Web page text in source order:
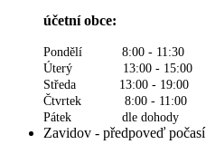
účetní obce:
Pondělí 8:00 - 11:30
Úterý 13:00 - 15:00
Středa 13:00 - 19:00
Čtvrtek 8:00 - 11:00
Pátek dle dohody
Zavidov - předpoveď počasí